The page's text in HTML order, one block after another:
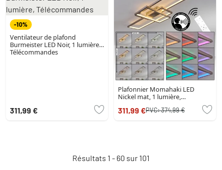
-10%
Ventilateur de plafond
Burmeister LED Noir, 1 lumière,
Télécommandes
311,99 €
Plafonnier Momahaki LED
Nickel mat, 1 lumière,
311,99 €PVC:374,99 €
Résultats 1 - 60 sur 101